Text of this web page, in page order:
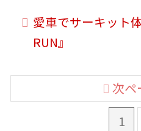
愛車でサーキット
RUN』
1
次ペ